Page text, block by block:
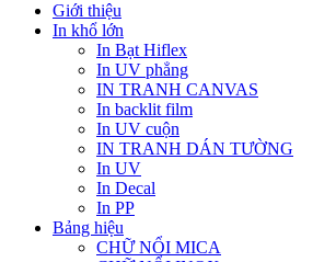
Giới thiệu
In khổ lớn
In Bạt Hiflex
In UV phẳng
IN TRANH CANVAS
In backlit film
In UV cuộn
IN TRANH DÁN TƯỜNG
In UV
In Decal
In PP
Bảng hiệu
CHỮ NỔI MICA